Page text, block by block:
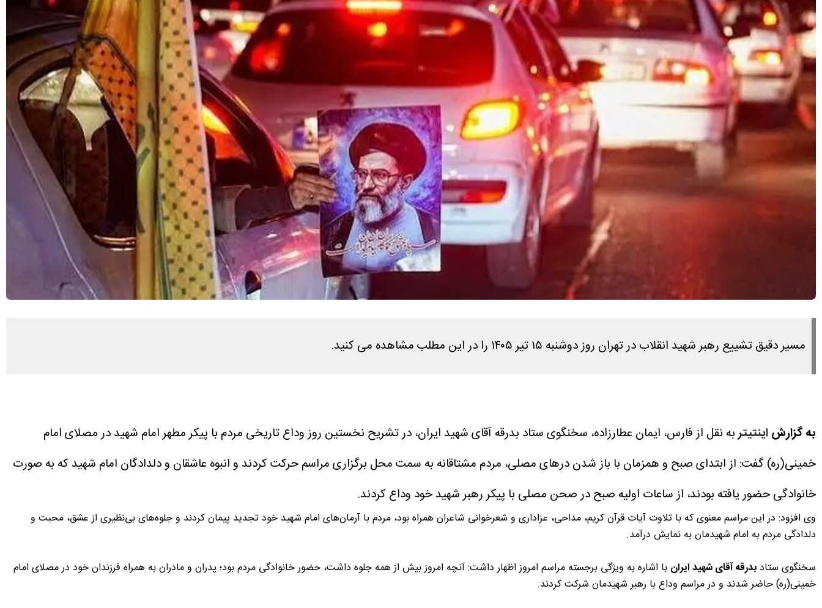
مسیر دقیق تشییع رهبر شهید انقلاب در تهران روز دوشنبه ۱۵ تیر ۱۴۰۵ را در این مطلب مشاهده می کنید.
به گزارشاینتیتربه نقل از فارس، ایمان عطارزاده، سخنگوی ستاد بدرقه آقای شهید ایران، در تشریح نخستین روز وداع تاریخی مردم با پیکر مطهر امام شهید در مصلای امام
خمینی(ره) گفت: از ابتدای صبح و همزمان با باز شدن درهای مصلی، مردم مشتاقانه به سمت محل برگزاری مراسم حرکت کردند و انبوه عاشقان و دلدادگان امام شهید که به صورت
خانوادگی حضور یافته بودند، از ساعات اولیه صبح در صحن مصلی با پیکر رهبر شهید خود وداع کردند.
وی افزود: در این مراسم معنوی که با تلاوت آیات قرآن کریم، مداحی، عزاداری و شعرخوانی شاعران همراه بود، مردم با آرمان‌های امام شهید خود تجدید پیمان کردند و جلوه‌های بی‌نظیری از عشق، محبت و
دلدادگی مردم به امام شهیدمان به نمایش درآمد.
سخنگوی ستادبدرقه آقای شهید ایران با اشاره به ویژگی برجسته مراسم امروز اظهار داشت: آنچه امروز بیش از همه جلوه داشت، حضور خانوادگی مردم بود؛ پدران و مادران به همراه فرزندان خود در مصلای امام
خمینی(ره) حاضر شدند و در مراسم وداع با رهبر شهیدمان شرکت کردند.